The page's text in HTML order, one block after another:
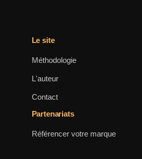
Le site
Méthodologie
L'auteur
Contact
Partenariats
Référencer votre marque